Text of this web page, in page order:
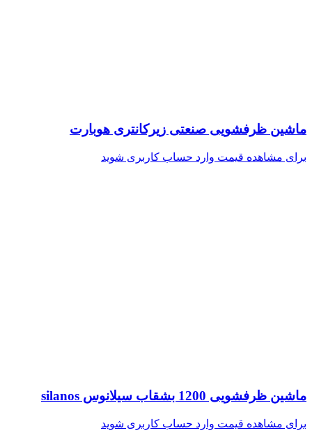
ماشین ظرفشویی صنعتی زیرکانتری هوبارت
برای مشاهده قیمت وارد حساب کاربری شوید
ماشین ظرفشویی 1200 بشقاب سیلانوس silanos
برای مشاهده قیمت وارد حساب کاربری شوید